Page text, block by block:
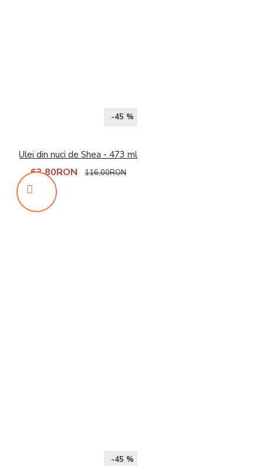
-45 %
Ulei din nuci de Shea - 473 ml
63,80RON 116,00RON
-45 %